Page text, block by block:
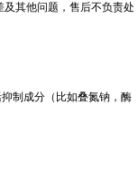
其他问题，售后不负责处
制成分（比如叠氮钠，酶